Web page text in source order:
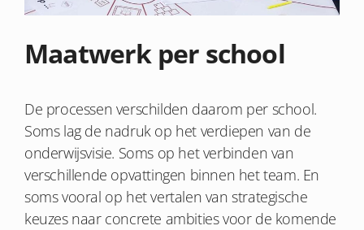
Maatwerk per school
De processen verschilden daarom per school.
Soms lag de nadruk op het verdiepen van de
onderwijsvisie. Soms op het verbinden van
verschillende opvattingen binnen het team. En
soms vooral op het vertalen van strategische
keuzes naar concrete ambities voor de komende